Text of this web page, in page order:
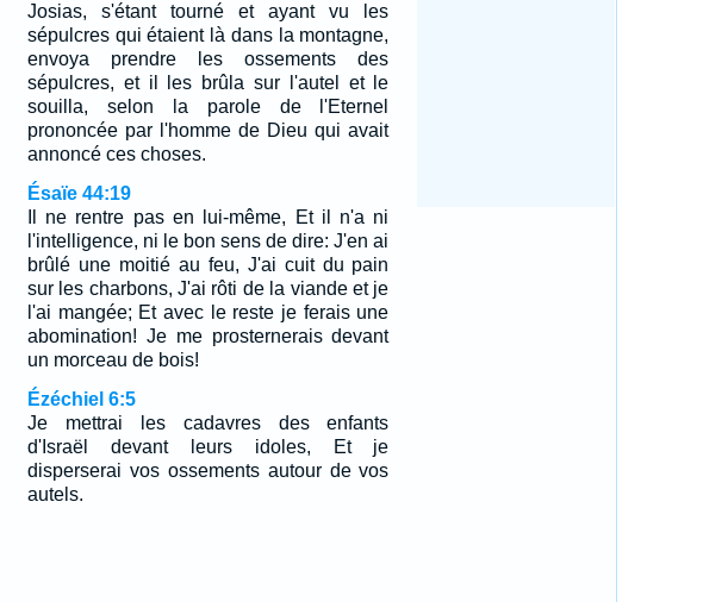
Josias, s'étant tourné et ayant vu les
sépulcres qui étaient là dans la montagne,
envoya prendre les ossements des
sépulcres, et il les brûla sur l'autel et le
souilla, selon la parole de l'Eternel
prononcée par l'homme de Dieu qui avait
annoncé ces choses.
Ésaïe 44:19
Il ne rentre pas en lui-même, Et il n'a ni
l'intelligence, ni le bon sens de dire: J'en ai
brûlé une moitié au feu, J'ai cuit du pain
sur les charbons, J'ai rôti de la viande et je
l'ai mangée; Et avec le reste je ferais une
abomination! Je me prosternerais devant
un morceau de bois!
Ézéchiel 6:5
Je mettrai les cadavres des enfants
d'Israël devant leurs idoles, Et je
disperserai vos ossements autour de vos
autels.